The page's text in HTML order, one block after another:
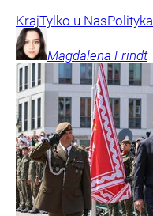
KrajTylko u NasPolityka
Magdalena Frindt